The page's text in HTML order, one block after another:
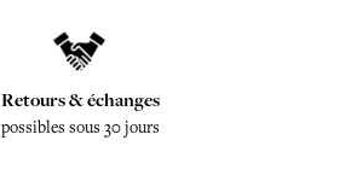
Retours & échanges
possibles sous 30 jours